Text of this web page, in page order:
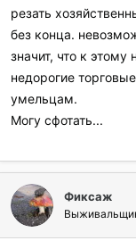
резать
без конца.
значит, что к
недорогие
умельцам.
Могу сфотать...
Фиксаж